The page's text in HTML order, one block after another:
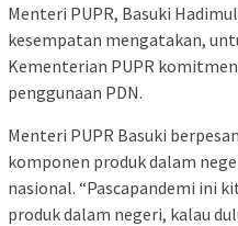
Menteri PUPR, Basuki
kesempatan mengatakan,
Kementerian PUPR
penggunaan PDN.
Menteri PUPR Basuki
komponen produk dalam
nasional. “Pascapandemi ini
produk dalam negeri, kalau